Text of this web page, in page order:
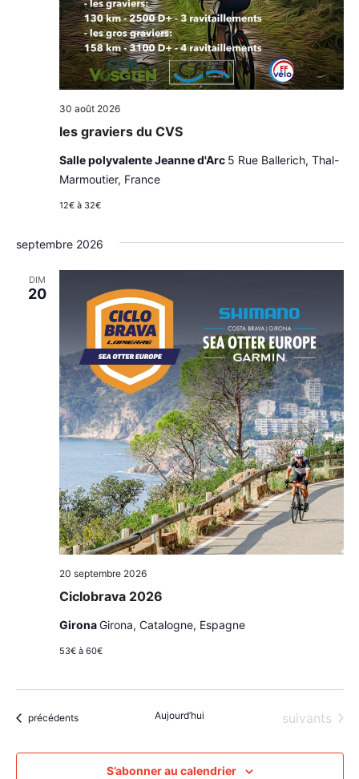
les graviers du CVS
30 août 2026
Salle polyvalente Jeanne d'Arc 5 Rue Ballerich, Thal-
Marmoutier, France
12€ à 32€
septembre 2026
DIM
20
Ciclobrava 2026
20 septembre 2026
GironaGirona, Catalogne, Espagne
53€ à 60€
Évènements
précédents Aujourd’hui Évènements
suivants
S’abonner au calendrier